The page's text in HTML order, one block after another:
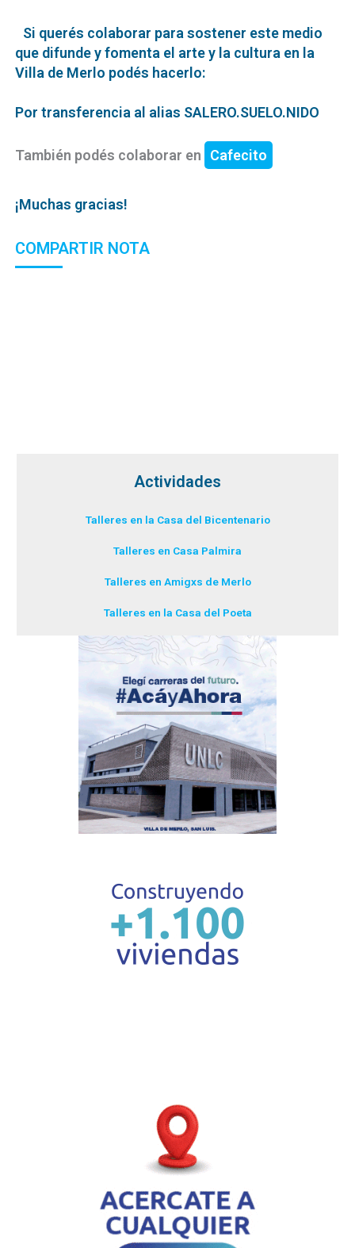
Si querés colaborar para sostener este medio
que difunde y fomenta el arte y la cultura en la
Villa de Merlo podés hacerlo:
Por transferencia al alias SALERO.SUELO.NIDO
También podés colaborar en Cafecito
¡Muchas gracias!
COMPARTIR NOTA
Actividades
Talleres en la Casa del Bicentenario
Talleres en Casa Palmira
Talleres en Amigxs de Merlo
Talleres en la Casa del Poeta